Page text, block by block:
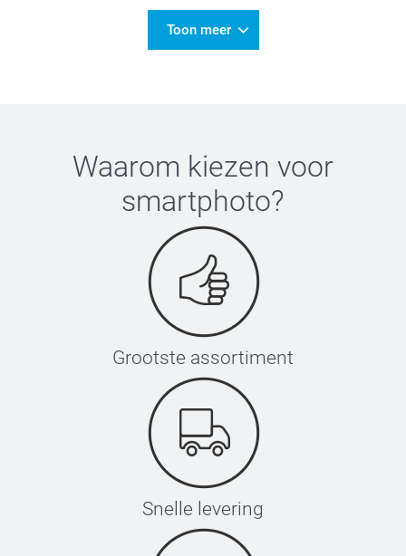
Toon meer
Waarom kiezen voor
smartphoto?
Grootste assortiment
Snelle levering